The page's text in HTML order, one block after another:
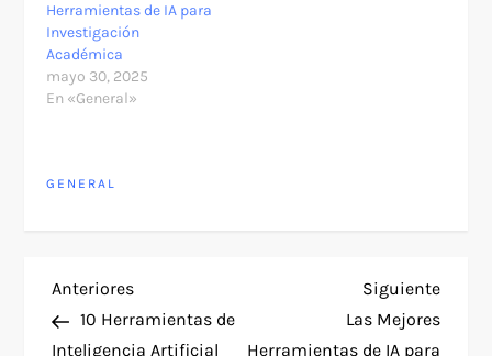
Herramientas de IA para
Investigación
Académica
mayo 30, 2025
En «General»
GENERAL
N
Entrada
anterior
Anteriores
10 Herramientas de
Inteligencia Artificial
Siguiente
Las Mejores
Herramientas de IA para